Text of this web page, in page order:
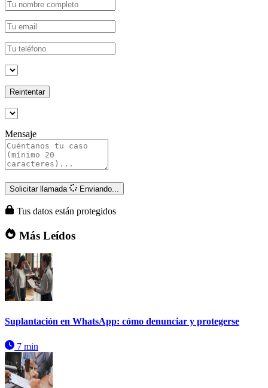
Reintentar
Mensaje
Solicitar llamada Enviando...
Tus datos están protegidos
Más Leídos
Suplantación en WhatsApp: cómo denunciar y protegerse
7 min